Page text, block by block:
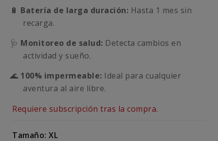
🔋 Batería de larga duración: Hasta 1 mes sin
recarga.
🩺 Monitoreo de salud: Detecta cambios en
actividad y sueño.
🌊 100% impermeable: Ideal para cualquier
aventura al aire libre.
Requiere subscripción tras la compra.
Tamaño: XL